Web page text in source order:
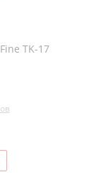
TK-17